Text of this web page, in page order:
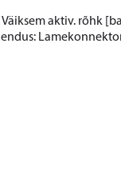
aktiv. rõhk